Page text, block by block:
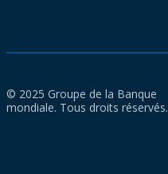
© 2025 Groupe de la Banque
mondiale. Tous droits réservés.